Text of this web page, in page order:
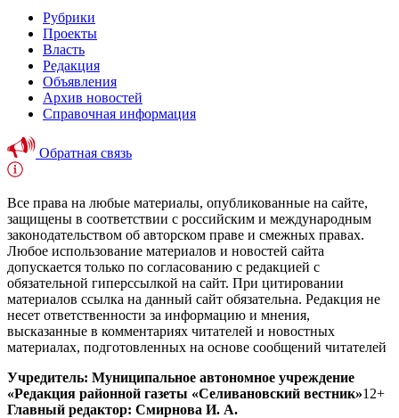
Рубрики
Проекты
Власть
Редакция
Объявления
Архив новостей
Справочная информация
Обратная связь
Все права на любые материалы, опубликованные на сайте,
защищены в соответствии с российским и международным
законодательством об авторском праве и смежных правах.
Любое использование материалов и новостей сайта
допускается только по согласованию с редакцией с
обязательной гиперссылкой на сайт. При цитировании
материалов ссылка на данный сайт обязательна. Редакция не
несет ответственности за информацию и мнения,
высказанные в комментариях читателей и новостных
материалах, подготовленных на основе сообщений читателей
Учредитель: Муниципальное автономное учреждение
«Редакция районной газеты «Селивановский вестник»12+
Главный редактор: Смирнова И. А.